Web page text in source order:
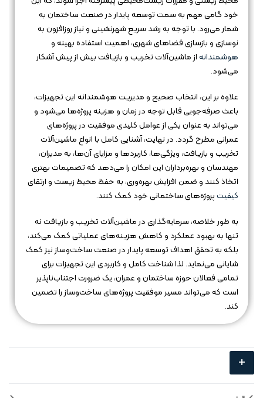
خود گامی مهم به سمت توسعه پایدار در صنعت ساختمان به
شمار می‌رود. با توجه به رشد سریع شهرنشینی و نیاز روزافزون به
نوسازی و بازسازی فضاهای شهری، اهمیت استفاده بهینه و
هوشمندانهاز ماشین‌آلات تخریب و بازیافت بیش از پیش آشکار
می‌شود.
علاوه بر این، انتخاب صحیح و مدیریت هوشمندانه این تجهیزات،
باعث صرفه‌جویی قابل توجه در زمان و هزینه پروژه‌ها می‌شود و
می‌تواند به عنوان یکی از عوامل کلیدی موفقیت در پروژه‌های
عمرانی مطرح گردد. در نهایت، آشنایی کامل با انواع ماشین‌آلات
تخریب و بازیافت، ویژگی‌ها، کاربردها و مزایای آن‌ها، به مدیران،
مهندسان و بهره‌برداران این امکان را می‌دهد که تصمیمات بهتری
اتخاذ کنند و ضمن افزایش بهره‌وری، به حفظ محیط زیست و ارتقای
کیفیتپروژه‌های ساختمانی خود کمک کنند.
به طور خلاصه، سرمایه‌گذاری در ماشین‌آلات تخریب و بازیافت نه
تنها به بهبود عملکرد و کاهش هزینه‌های عملیاتی کمک می‌کند،
بلکه به تحقق اهداف توسعه پایدار در صنعت ساخت‌وساز نیز کمک
شایانی می‌نماید. لذا شناخت کامل و کاربردی این تجهیزات برای
تمامی فعالان حوزه ساختمان و عمران، یک ضرورت اجتناب‌ناپذیر
است که می‌تواند مسیر موفقیت پروژه‌های ساخت‌وساز را تضمین
کند.
+